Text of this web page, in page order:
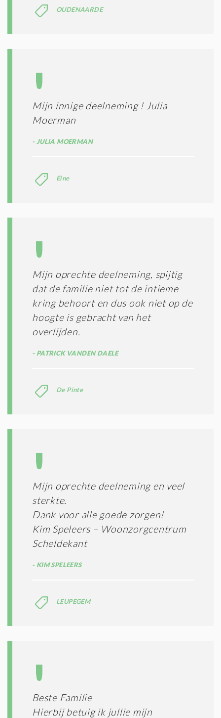
OUDENAARDE
Mijn innige deelneming ! Julia
Moerman
JULIA MOERMAN
Eine
Mijn oprechte deelneming, spijtig
dat de familie niet tot de intieme
kring behoort en dus ook niet op de
hoogte is gebracht van het
overlijden.
PATRICK VANDEN DAELE
De Pinte
Mijn oprechte deelneming en veel
sterkte.
Dank voor alle goede zorgen!
Kim Speleers – Woonzorgcentrum
Scheldekant
KIM SPELEERS
LEUPEGEM
Beste Familie
Hierbij betuig ik jullie mijn